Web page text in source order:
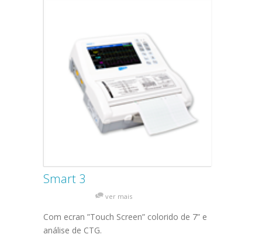
Smart 3
ver mais
Com ecran ”Touch Screen” colorido de 7” e
análise de CTG.